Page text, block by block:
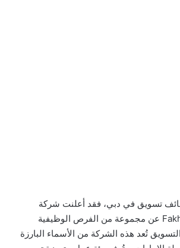
تسويق في دبي، فقد أعلنت شركة
Fakhruddin Properties عن مجموعة من الفرص الوظيفية
تُعد هذه الشركة من الأسماء البارزة